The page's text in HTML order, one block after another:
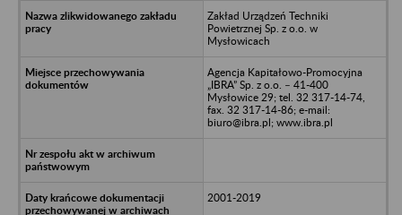
Zakład Urządzeń Techniki
Powietrznej Sp. z o.o. w
Mysłowicach
Agencja Kapitałowo-Promocyjna
„IBRA” Sp. z o.o. – 41-400
Mysłowice 29; tel. 32 317-14-74,
fax. 32 317-14-86; e-mail:
biuro@ibra.pl; www.ibra.pl
2001-2019